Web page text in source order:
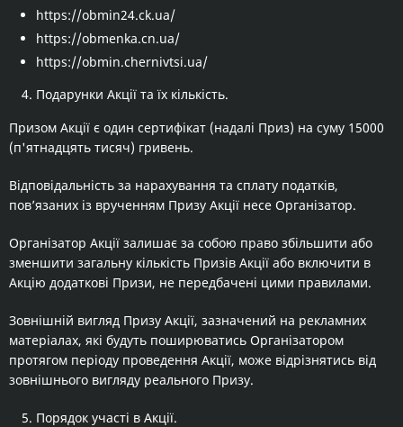
https://obmin24.ck.ua/
https://obmenka.cn.ua/
https://obmin.chernivtsi.ua/
Подарунки Акції та їх кількість.
Призом Акції є один сертифікат (надалі Приз) на суму 15000
(п'ятнадцять тисяч) гривень.
Відповідальність за нарахування та сплату податків,
пов’язаних із врученням Призу Акції несе Організатор.
Організатор Акції залишає за собою право збільшити або
зменшити загальну кількість Призів Акції або включити в
Акцію додаткові Призи, не передбачені цими правилами.
Зовнішній вигляд Призу Акції, зазначений на рекламних
матеріалах, які будуть поширюватись Організатором
протягом періоду проведення Акції, може відрізнятись від
зовнішнього вигляду реального Призу.
Порядок участі в Акції.